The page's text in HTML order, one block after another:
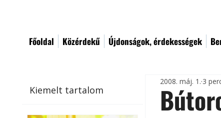
Főoldal Közérdekű Újdonságok, érdekességek
Kiemelt tartalom
2008. máj. 1. 3